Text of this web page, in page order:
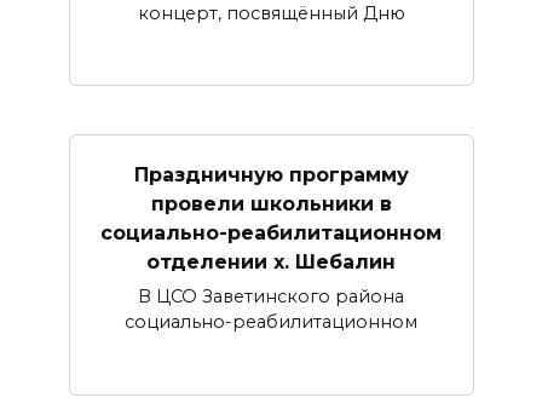
концерт, посвящённый Дню
Праздничную программу
провели школьники в
социально-реабилитационном
отделении х. Шебалин
В ЦСО Заветинского района
социально-реабилитационном